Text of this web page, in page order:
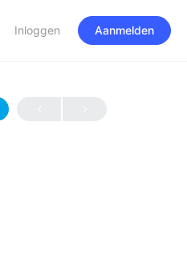
Inloggen Aanmelden